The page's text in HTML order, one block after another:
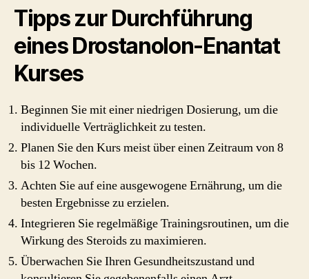
Tipps zur Durchführung
eines Drostanolon-Enantat
Kurses
Beginnen Sie mit einer niedrigen Dosierung, um die
individuelle Verträglichkeit zu testen.
Planen Sie den Kurs meist über einen Zeitraum von 8
bis 12 Wochen.
Achten Sie auf eine ausgewogene Ernährung, um die
besten Ergebnisse zu erzielen.
Integrieren Sie regelmäßige Trainingsroutinen, um die
Wirkung des Steroids zu maximieren.
Überwachen Sie Ihren Gesundheitszustand und